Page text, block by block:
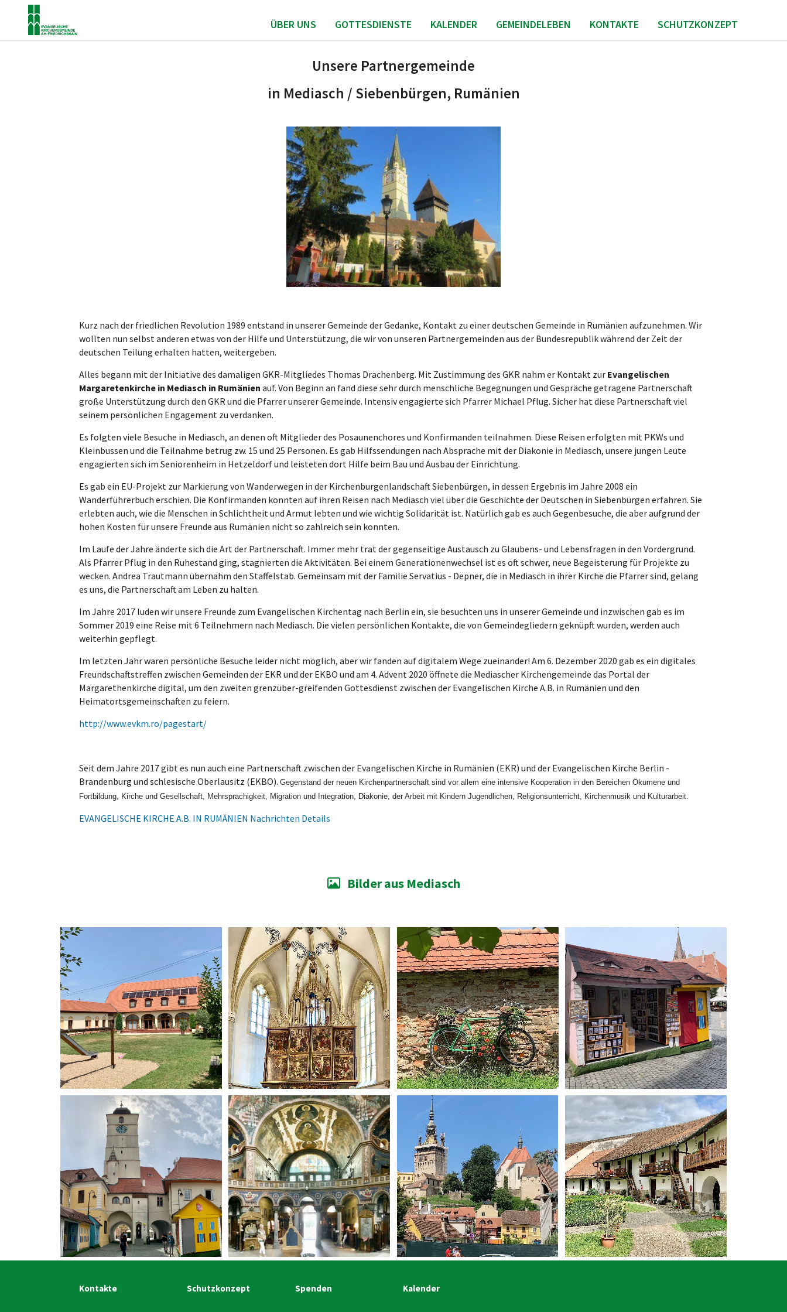
ÜBER UNS GOTTESDIENSTE KALENDER GEMEINDELEBEN KONTAKTE SCHUTZKONZEPT
Unsere Partnergemeinde
in Mediasch / Siebenbürgen, Rumänien
Kurz nach der friedlichen Revolution 1989 entstand in unserer Gemeinde der Gedanke, Kontakt zu einer deutschen Gemeinde in Rumänien aufzunehmen. Wir
wollten nun selbst anderen etwas von der Hilfe und Unterstützung, die wir von unseren Partnergemeinden aus der Bundesrepublik während der Zeit der
deutschen Teilung erhalten hatten, weitergeben.
Alles begann mit der Initiative des damaligen GKR-Mitgliedes Thomas Drachenberg. Mit Zustimmung des GKR nahm er Kontakt zur Evangelischen
Margaretenkirche in Mediasch in Rumänien auf. Von Beginn an fand diese sehr durch menschliche Begegnungen und Gespräche getragene Partnerschaft
große Unterstützung durch den GKR und die Pfarrer unserer Gemeinde. Intensiv engagierte sich Pfarrer Michael Pflug. Sicher hat diese Partnerschaft viel
seinem persönlichen Engagement zu verdanken.
Es folgten viele Besuche in Mediasch, an denen oft Mitglieder des Posaunenchores und Konfirmanden teilnahmen. Diese Reisen erfolgten mit PKWs und
Kleinbussen und die Teilnahme betrug zw. 15 und 25 Personen. Es gab Hilfssendungen nach Absprache mit der Diakonie in Mediasch, unsere jungen Leute
engagierten sich im Seniorenheim in Hetzeldorf und leisteten dort Hilfe beim Bau und Ausbau der Einrichtung.
Es gab ein EU-Projekt zur Markierung von Wanderwegen in der Kirchenburgenlandschaft Siebenbürgen, in dessen Ergebnis im Jahre 2008 ein
Wanderführerbuch erschien. Die Konfirmanden konnten auf ihren Reisen nach Mediasch viel über die Geschichte der Deutschen in Siebenbürgen erfahren. Sie
erlebten auch, wie die Menschen in Schlichtheit und Armut lebten und wie wichtig Solidarität ist. Natürlich gab es auch Gegenbesuche, die aber aufgrund der
hohen Kosten für unsere Freunde aus Rumänien nicht so zahlreich sein konnten.
Im Laufe der Jahre änderte sich die Art der Partnerschaft. Immer mehr trat der gegenseitige Austausch zu Glaubens- und Lebensfragen in den Vordergrund.
Als Pfarrer Pflug in den Ruhestand ging, stagnierten die Aktivitäten. Bei einem Generationenwechsel ist es oft schwer, neue Begeisterung für Projekte zu
wecken. Andrea Trautmann übernahm den Staffelstab. Gemeinsam mit der Familie Servatius - Depner, die in Mediasch in ihrer Kirche die Pfarrer sind, gelang
es uns, die Partnerschaft am Leben zu halten.
Im Jahre 2017 luden wir unsere Freunde zum Evangelischen Kirchentag nach Berlin ein, sie besuchten uns in unserer Gemeinde und inzwischen gab es im
Sommer 2019 eine Reise mit 6 Teilnehmern nach Mediasch. Die vielen persönlichen Kontakte, die von Gemeindegliedern geknüpft wurden, werden auch
weiterhin gepflegt.
Im letzten Jahr waren persönliche Besuche leider nicht möglich, aber wir fanden auf digitalem Wege zueinander! Am 6. Dezember 2020 gab es ein digitales
Freundschaftstreffen zwischen Gemeinden der EKR und der EKBO und am 4. Advent 2020 öffnete die Mediascher Kirchengemeinde das Portal der
Margarethenkirche digital, um den zweiten grenzüber-greifenden Gottesdienst zwischen der Evangelischen Kirche A.B. in Rumänien und den
Heimatortsgemeinschaften zu feiern.
http://www.evkm.ro/pagestart/
Seit dem Jahre 2017 gibt es nun auch eine Partnerschaft zwischen der Evangelischen Kirche in Rumänien (EKR) und der Evangelischen Kirche Berlin -
Brandenburg und schlesische Oberlausitz (EKBO). Gegenstand der neuen Kirchenpartnerschaft sind vor allem eine intensive Kooperation in den Bereichen Ökumene und
Fortbildung, Kirche und Gesellschaft, Mehrsprachigkeit, Migration und Integration, Diakonie, der Arbeit mit Kindern Jugendlichen, Religionsunterricht, Kirchenmusik und Kulturarbeit.
EVANGELISCHE KIRCHE A.B. IN RUMÄNIEN Nachrichten Details
Bilder aus Mediasch
Kontakte Schutzkonzept Spenden Kalender